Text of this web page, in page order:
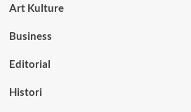
Art Kulture
Business
Editorial
Histori